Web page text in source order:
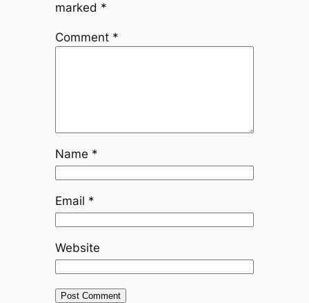
marked *
Comment *
Name *
Email *
Website